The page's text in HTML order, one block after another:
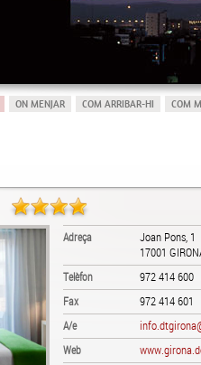
ON MENJAR COM ARRIBAR-HI
COM
Adreça
Joan Pons, 1
17001
Telèfon 972 414 600
Fax 972 414 601
A/e
Web